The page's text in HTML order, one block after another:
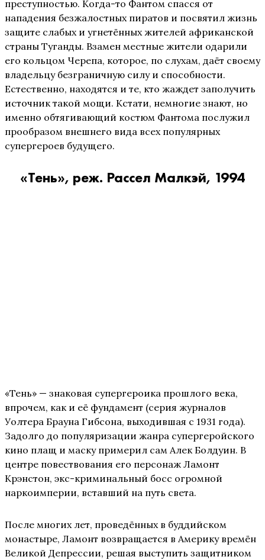
преступностью. Когда-то Фантом спасся от
нападения безжалостных пиратов и посвятил жизнь
защите слабых и угнетённых жителей африканской
страны Туганды. Взамен местные жители одарили
его кольцом Черепа, которое, по слухам, даёт своему
владельцу безграничную силу и способности.
Естественно, находятся и те, кто жаждет заполучить
источник такой мощи. Кстати, немногие знают, но
именно обтягивающий костюм Фантома послужил
прообразом внешнего вида всех популярных
супергероев будущего.
«Тень», реж. Рассел Малкэй, 1994
«Тень» — знаковая супергероика прошлого века,
впрочем, как и её фундамент (серия журналов
Уолтера Брауна Гибсона, выходившая с 1931 года).
Задолго до популяризации жанра супергеройского
кино плащ и маску примерил сам Алек Болдуин. В
центре повествования его персонаж Ламонт
Крэнстон, экс-криминальный босс огромной
наркоимперии, вставший на путь света.
После многих лет, проведённых в буддийском
монастыре, Ламонт возвращается в Америку времён
Великой Депрессии, решая выступить защитником